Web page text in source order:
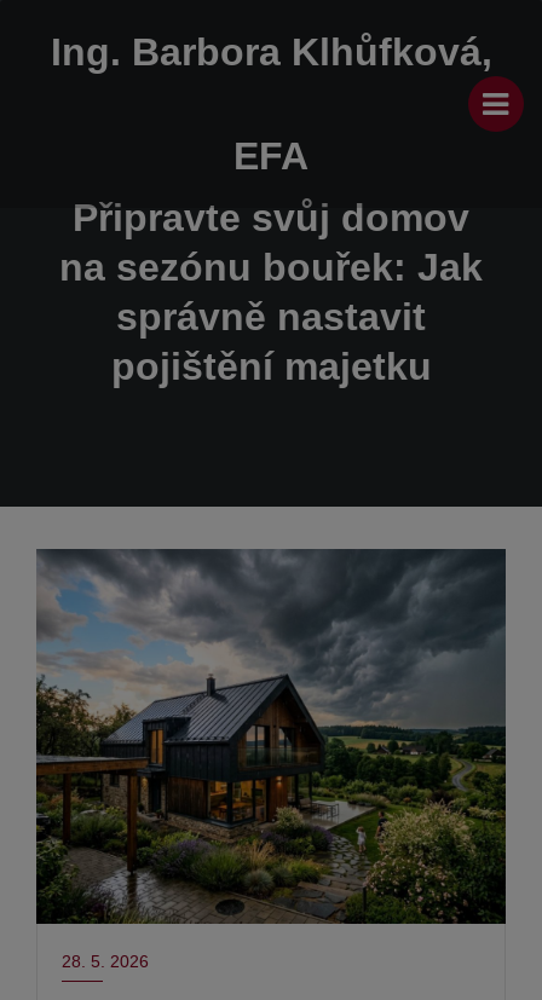
Ing. Barbora Klhůfková,
EFA
Připravte svůj domov
na sezónu bouřek: Jak
správně nastavit
pojištění majetku
28. 5. 2026